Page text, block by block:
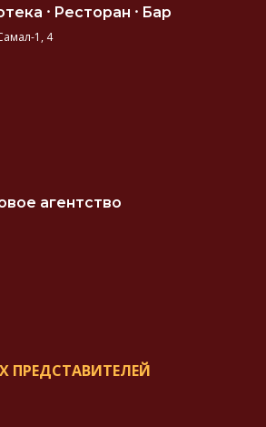
⸱ Ресторан ⸱ Бар
1, 4
агентство
ПРЕДСТАВИТЕЛЕЙ